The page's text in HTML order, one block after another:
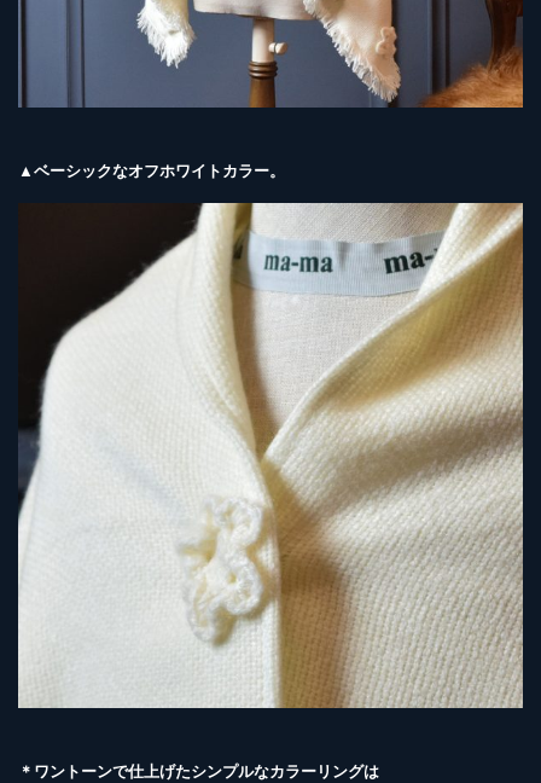
▲ベーシックなオフホワイトカラー。
＊ワントーンで仕上げたシンプルなカラーリングは